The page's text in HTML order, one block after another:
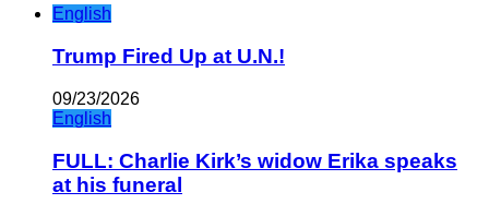
English
Trump Fired Up at U.N.!
09/23/2026
English
FULL: Charlie Kirk’s widow Erika speaks
at his funeral